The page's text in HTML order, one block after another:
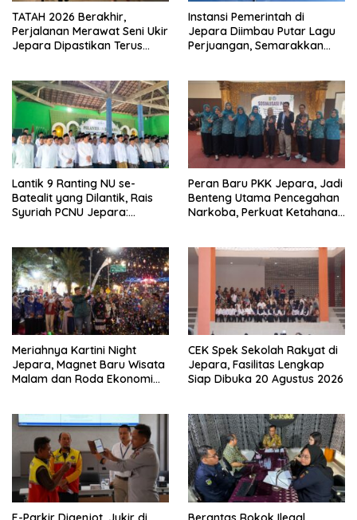
TATAH 2026 Berakhir,
Perjalanan Merawat Seni Ukir
Jepara Dipastikan Terus
Instansi Pemerintah di
Jepara Diimbau Putar Lagu
Perjuangan, Semarakkan
Lantik 9 Ranting NU se-
Batealit yang Dilantik, Rais
Syuriah PCNU Jepara:
Peran Baru PKK Jepara, Jadi
Benteng Utama Pencegahan
Narkoba, Perkuat Ketahanan
Meriahnya Kartini Night
Jepara, Magnet Baru Wisata
Malam dan Roda Ekonomi
CEK Spek Sekolah Rakyat di
Jepara, Fasilitas Lengkap
Siap Dibuka 20 Agustus 2026